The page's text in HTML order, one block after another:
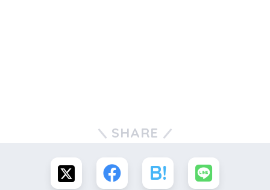
SHARE